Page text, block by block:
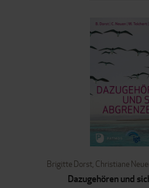
Brigitte Dorst, Christiane
Dazugehören und